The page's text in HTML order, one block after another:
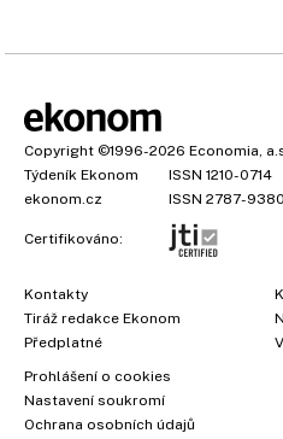
Copyright ©1996-2026 Economia,
Týdeník Ekonom
ISSN 1210-0714
ekonom.cz
ISSN 2787-9380
Certifikováno:
Kontakty
Tiráž redakce Ekonom
Předplatné
Prohlášení o cookies
Nastavení soukromí
Ochrana osobních údajů